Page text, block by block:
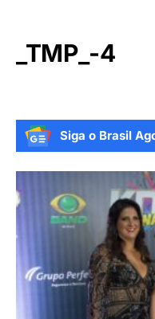
_TMP_-4
Siga o Brasil